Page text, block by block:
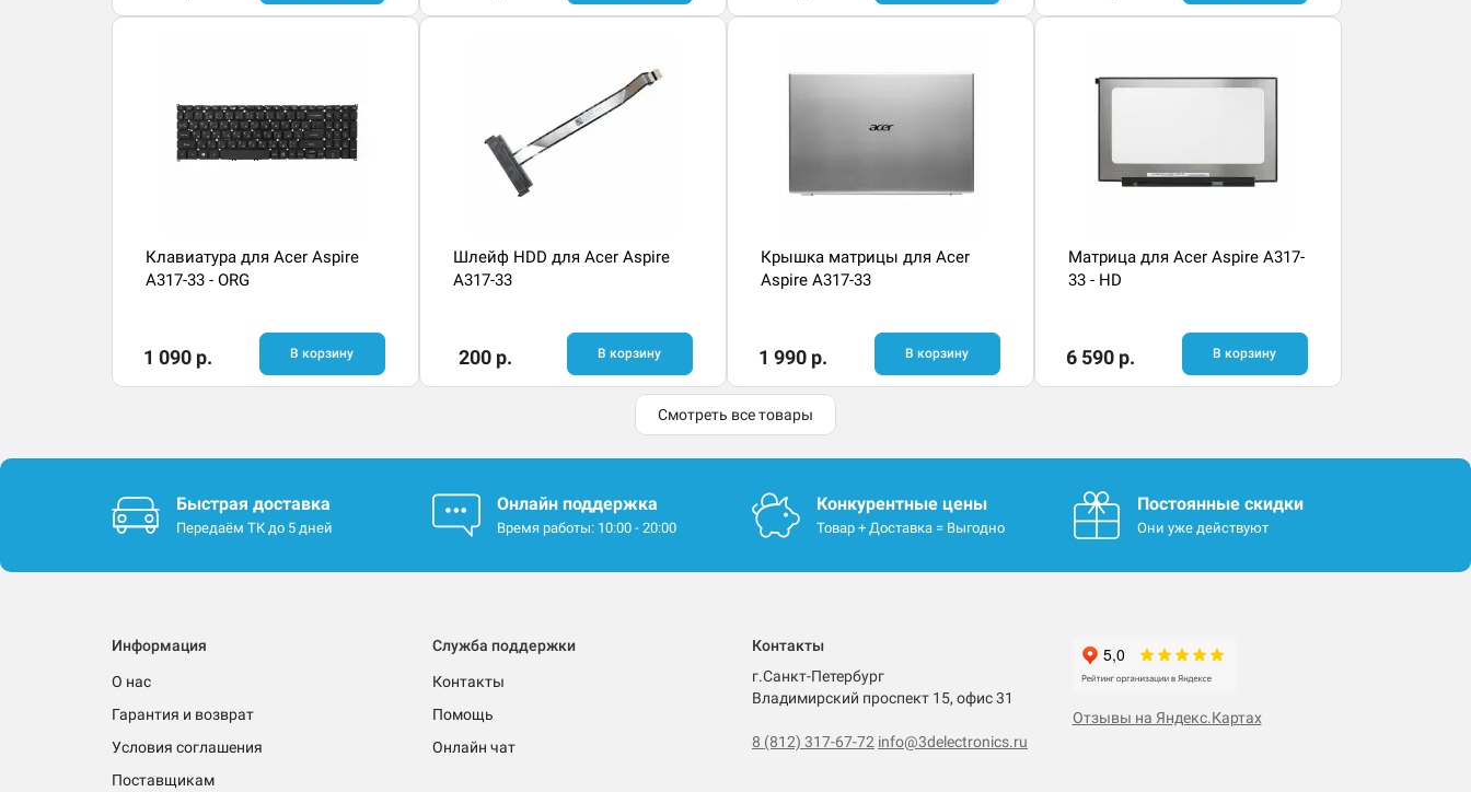
Клавиатура для Acer Aspire
A317-33 - ORG
1 090 р. В корзину
Шлейф HDD для Acer Aspire
A317-33
200 р. В корзину
Крышка матрицы для Acer
Aspire A317-33
1 990 р. В корзину
Матрица для Acer Aspire A317-
33 - HD
6 590 р. В корзину
Смотреть все товары
Быстрая доставка
Передаём ТК до 5 дней
Онлайн поддержка
Время работы: 10:00 - 20:00
Конкурентные цены
Товар + Доставка = Выгодно
Постоянные скидки
Они уже действуют
Информация
О нас
Гарантия и возврат
Условия соглашения
Поставщикам
Служба поддержки
Контакты
Помощь
Онлайн чат
Контакты
г.Санкт-Петербург
Владимирский проспект 15, офис 31
8 (812) 317-67-72 info@3delectronics.ru
Отзывы на Яндекс.Картах